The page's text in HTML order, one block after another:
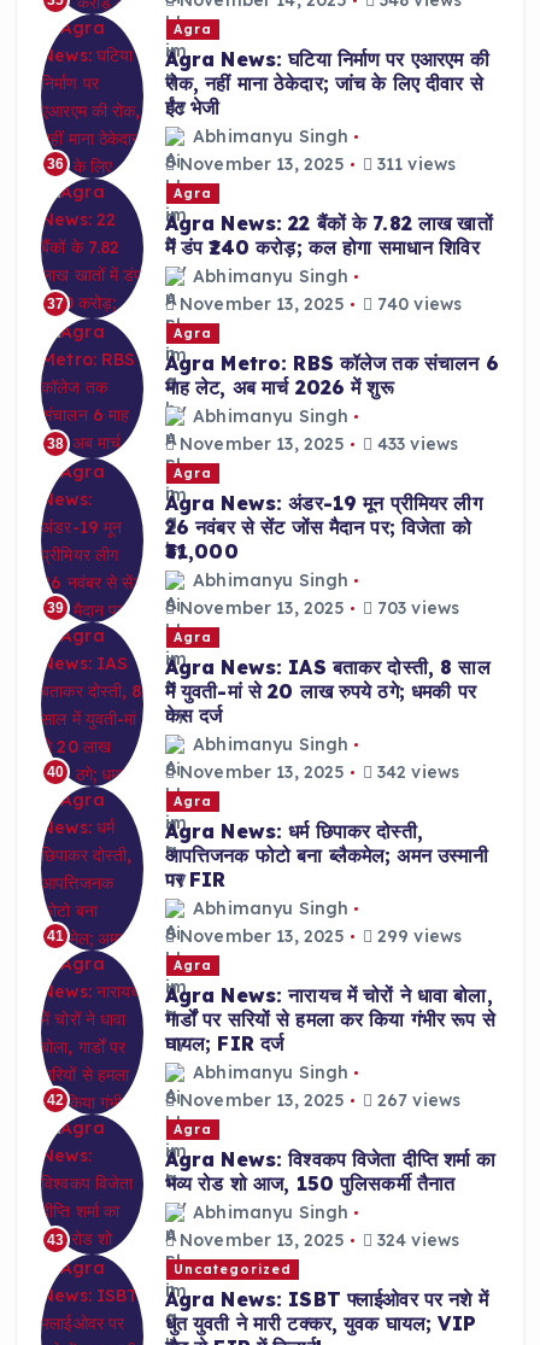
36
Agra
Agra News: घटिया निर्माण पर एआरएम की
रोक, नहीं माना ठेकेदार; जांच के लिए दीवार से
ईंट भेजी
Abhimanyu Singh
November 13, 2025
311 views
37
Agra
Agra News: 22 बैंकों के 7.82 लाख खातों
में डंप ₹240 करोड़; कल होगा समाधान शिविर
Abhimanyu Singh
November 13, 2025
740 views
38
Agra
Agra Metro: RBS कॉलेज तक संचालन 6
माह लेट, अब मार्च 2026 में शुरू
Abhimanyu Singh
November 13, 2025
433 views
39
Agra
Agra News: अंडर-19 मून प्रीमियर लीग
26 नवंबर से सेंट जोंस मैदान पर; विजेता को
₹31,000
Abhimanyu Singh
November 13, 2025
703 views
40
Agra
Agra News: IAS बताकर दोस्ती, 8 साल
में युवती-मां से 20 लाख रुपये ठगे; धमकी पर
केस दर्ज
Abhimanyu Singh
November 13, 2025
342 views
41
Agra
Agra News: धर्म छिपाकर दोस्ती,
आपत्तिजनक फोटो बना ब्लैकमेल; अमन उस्मानी
पर FIR
Abhimanyu Singh
November 13, 2025
299 views
42
Agra
Agra News: नारायच में चोरों ने धावा बोला,
गार्डों पर सरियों से हमला कर किया गंभीर रूप से
घायल; FIR दर्ज
Abhimanyu Singh
November 13, 2025
267 views
43
Agra
Agra News: विश्वकप विजेता दीप्ति शर्मा का
भव्य रोड शो आज, 150 पुलिसकर्मी तैनात
Abhimanyu Singh
November 13, 2025
324 views
Uncategorized
Agra News: ISBT फ्लाईओवर पर नशे में
धुत युवती ने मारी टक्कर, युवक घायल; VIP